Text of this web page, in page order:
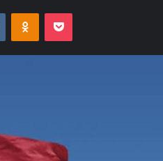
VKontakteOdnoklassniki
Pocket